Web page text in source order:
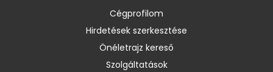
Cégprofilom
Hirdetések szerkesztése
Önéletrajz kereső
Szolgáltatások